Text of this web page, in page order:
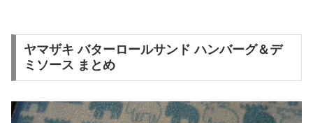
ヤマザキ バターロールサンド ハンバーグ＆デ
ミソース まとめ